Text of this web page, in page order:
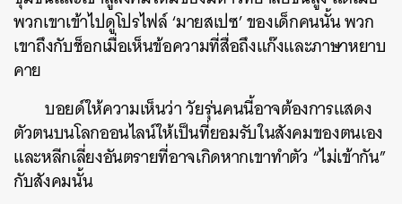
พวกเขาเข้าไปดูโปรไฟล์ ‘มายสเปซ’ ของเด็กคนนั้น พวก
เขาถึงกับช็อกเมื่อเห็นข้อความที่สื่อถึงแก๊งและภาษาหยาบ
คาย
บอยด์ให้ความเห็นว่า วัยรุ่นคนนี้อาจต้องการแสดง
ตัวตนบนโลกออนไลน์ให้เป็นที่ยอมรับในสังคมของตนเอง
และหลีกเลี่ยงอันตรายที่อาจเกิดหากเขาทำตัว “ไม่เข้ากัน”
กับสังคมนั้น